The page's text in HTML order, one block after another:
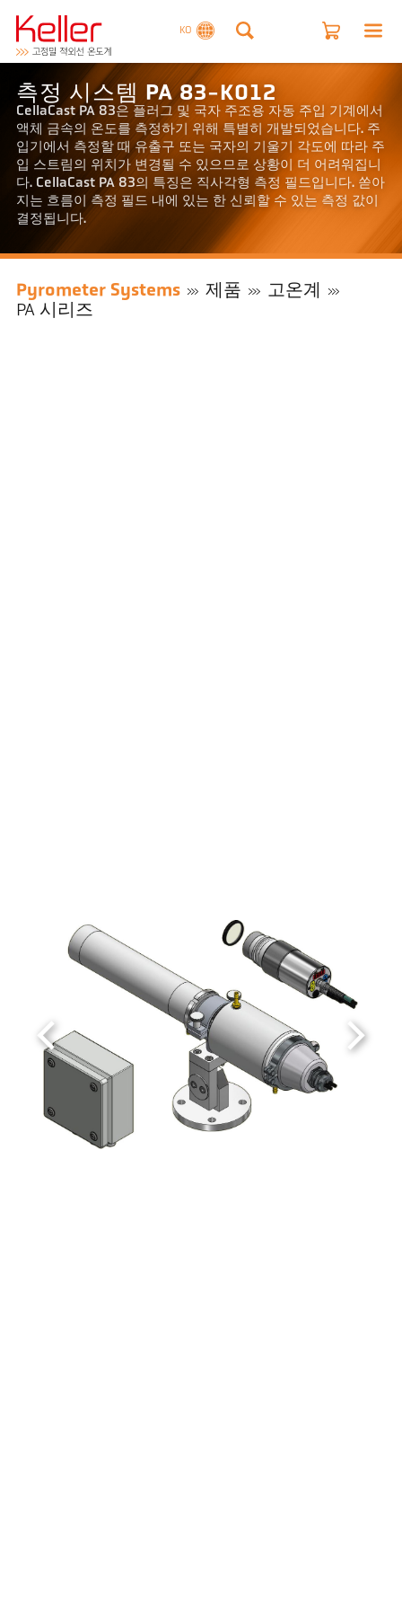
KO
측정 시스템 PA 83-K012
CellaCast PA 83은 플러그 및 국자 주조용 자동 주입 기계에서
액체 금속의 온도를 측정하기 위해 특별히 개발되었습니다. 주
입기에서 측정할 때 유출구 또는 국자의 기울기 각도에 따라 주
입 스트림의 위치가 변경될 수 있으므로 상황이 더 어려워집니
다. CellaCast PA 83의 특징은 직사각형 측정 필드입니다. 쏟아
지는 흐름이 측정 필드 내에 있는 한 신뢰할 수 있는 측정 값이
결정됩니다.
Pyrometer Systems 제품
고온계
PA 시리즈